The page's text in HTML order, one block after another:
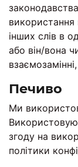
використання
інших слів в
або він/вона
Печиво
Ми
згоду на
політики